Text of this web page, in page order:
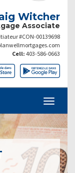
Witcher
Associate
#CON-00139698
Cell: 403-586-0663